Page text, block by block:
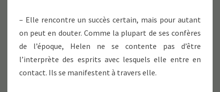
– Elle rencontre un succès certain, mais pour autant
on peut en douter. Comme la plupart de ses confères
de l’époque, Helen ne se contente pas d’être
l’interprète des esprits avec lesquels elle entre en
contact. Ils se manifestent à travers elle.